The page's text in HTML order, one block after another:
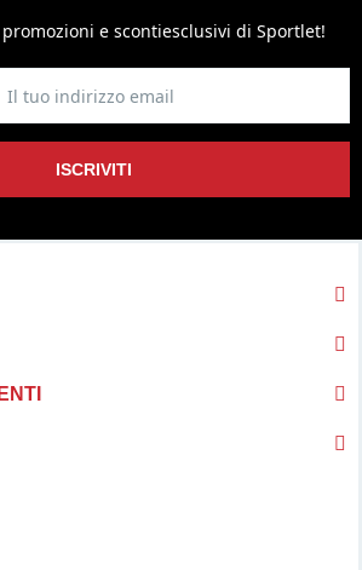
e scontiesclusivi di Sportlet!
ISCRIVITI